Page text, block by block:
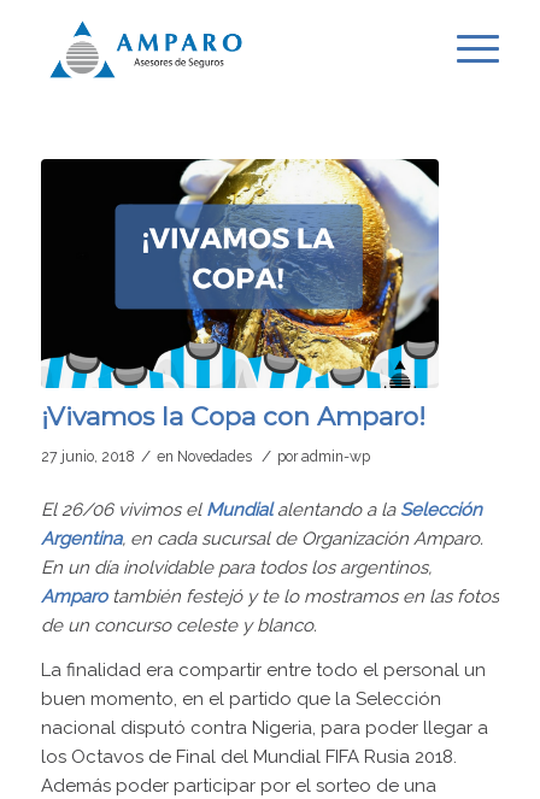
¡Vivamos la Copa con Amparo!
27 junio, 2018 / en Novedades / poradmin-wp
El 26/06 vivimos el Mundialalentando a la Selección
Argentina, en cada sucursal de Organización Amparo.
En un día inolvidable para todos los argentinos,
Amparotambién festejó y te lo mostramos en las fotos
de un concurso celeste y blanco.
La finalidad era compartir entre todo el personal un
buen momento, en el partido que la Selección
nacional disputó contra Nigeria, para poder llegar a
los Octavos de Final del Mundial FIFA Rusia 2018.
Además poder participar por el sorteo de una